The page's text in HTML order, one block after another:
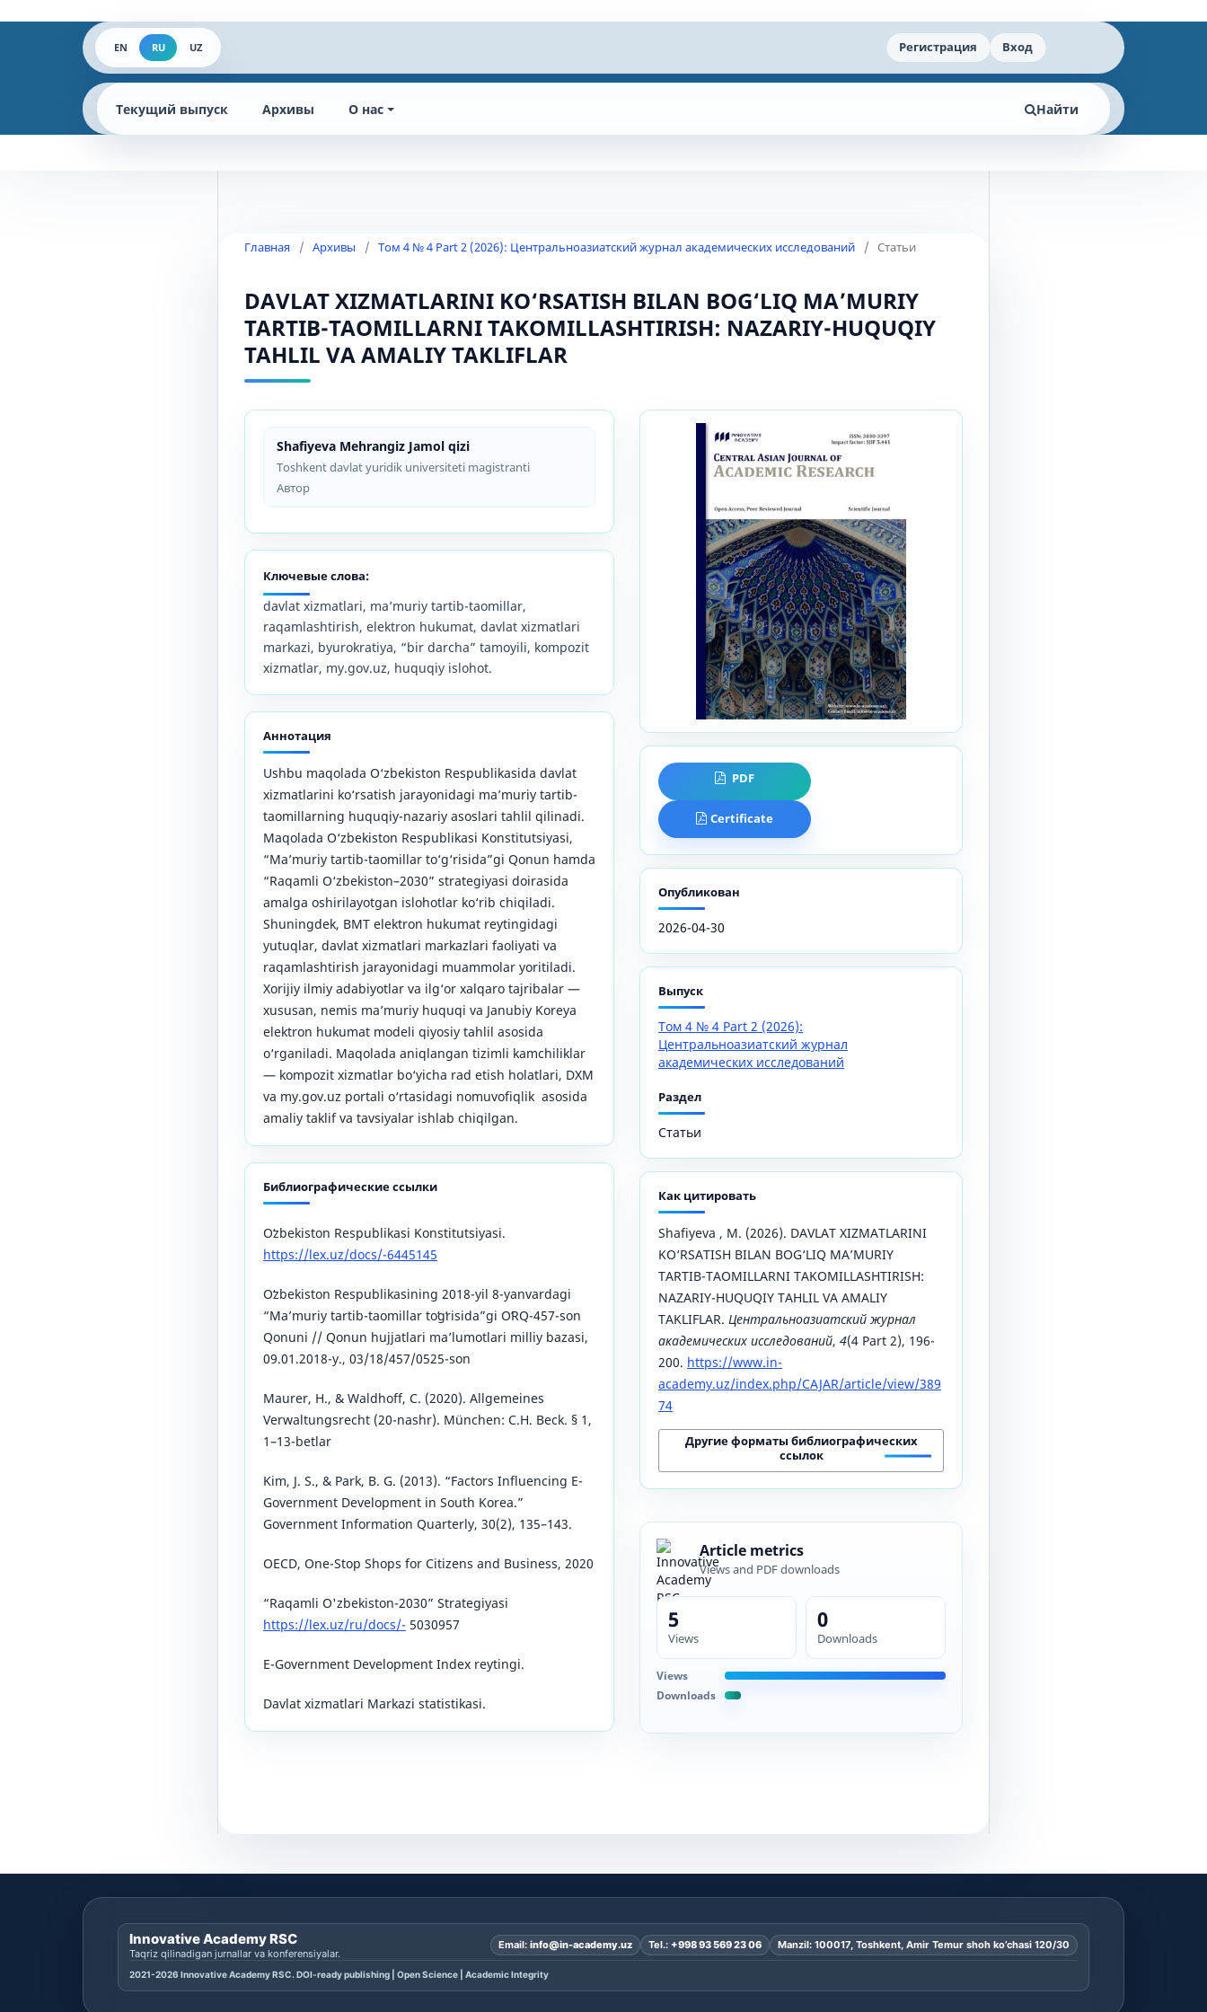
EN RU UZ Регистрация Вход
Текущий выпуск Архивы О нас Найти
Главная / Архивы / Том 4 № 4 Part 2 (2026): Центральноазиатский журнал академических исследований / Статьи
DAVLAT XIZMATLARINI KO‘RSATISH BILAN BOG‘LIQ MA’MURIY
TARTIB-TAOMILLARNI TAKOMILLASHTIRISH: NAZARIY-HUQUQIY
TAHLIL VA AMALIY TAKLIFLAR
Shafiyeva Mehrangiz Jamol qizi
Toshkent davlat yuridik universiteti magistranti
Автор
Ключевые слова:
davlat xizmatlari, ma’muriy tartib-taomillar,
raqamlashtirish, elektron hukumat, davlat xizmatlari
markazi, byurokratiya, “bir darcha” tamoyili, kompozit
xizmatlar, my.gov.uz, huquqiy islohot.
Аннотация
Ushbu maqolada O‘zbekiston Respublikasida davlat
xizmatlarini ko‘rsatish jarayonidagi ma’muriy tartib-
taomillarning huquqiy-nazariy asoslari tahlil qilinadi.
Maqolada O‘zbekiston Respublikasi Konstitutsiyasi,
“Ma’muriy tartib-taomillar to‘g‘risida”gi Qonun hamda
“Raqamli O‘zbekiston–2030” strategiyasi doirasida
amalga oshirilayotgan islohotlar ko‘rib chiqiladi.
Shuningdek, BMT elektron hukumat reytingidagi
yutuqlar, davlat xizmatlari markazlari faoliyati va
raqamlashtirish jarayonidagi muammolar yoritiladi.
Xorijiy ilmiy adabiyotlar va ilg‘or xalqaro tajribalar —
xususan, nemis ma’muriy huquqi va Janubiy Koreya
elektron hukumat modeli qiyosiy tahlil asosida
o‘rganiladi. Maqolada aniqlangan tizimli kamchiliklar
— kompozit xizmatlar bo‘yicha rad etish holatlari, DXM
va my.gov.uz portali o‘rtasidagi nomuvofiqlik asosida
amaliy taklif va tavsiyalar ishlab chiqilgan.
Библиографические ссылки
Oʻzbekiston Respublikasi Konstitutsiyasi.
https://lex.uz/docs/-6445145
Oʻzbekiston Respublikasining 2018-yil 8-yanvardagi
“Ma’muriy tartib-taomillar toʻgʻrisida”gi OʻRQ-457-son
Qonuni // Qonun hujjatlari ma’lumotlari milliy bazasi,
09.01.2018-y., 03/18/457/0525-son
Maurer, H., & Waldhoff, C. (2020). Allgemeines
Verwaltungsrecht (20-nashr). München: C.H. Beck. § 1,
1–13-betlar
Kim, J. S., & Park, B. G. (2013). “Factors Influencing E-
Government Development in South Korea.”
Government Information Quarterly, 30(2), 135–143.
OECD, One-Stop Shops for Citizens and Business, 2020
“Raqamli O'zbekiston-2030” Strategiyasi
https://lex.uz/ru/docs/- 5030957
E-Government Development Index reytingi.
Davlat xizmatlari Markazi statistikasi.
PDF
Certificate
Опубликован
2026-04-30
Выпуск
Том 4 № 4 Part 2 (2026):
Центральноазиатский журнал
академических исследований
Раздел
Статьи
Как цитировать
Shafiyeva , M. (2026). DAVLAT XIZMATLARINI
KO‘RSATISH BILAN BOG‘LIQ MA’MURIY
TARTIB-TAOMILLARNI TAKOMILLASHTIRISH:
NAZARIY-HUQUQIY TAHLIL VA AMALIY
TAKLIFLAR. Центральноазиатский журнал
академических исследований, 4(4 Part 2), 196-
200. https://www.in-
academy.uz/index.php/CAJAR/article/view/389
74
Другие форматы библиографических
ссылок
Article metrics
Views and PDF downloads
5
Views
0
Downloads
Views
Downloads
Innovative Academy RSC
Taqriz qilinadigan jurnallar va konferensiyalar.
Email: info@in-academy.uz Tel.: +998 93 569 23 06 Manzil: 100017, Toshkent, Amir Temur shoh ko’chasi 120/30
2021-2026 Innovative Academy RSC. DOI-ready publishing | Open Science | Academic Integrity